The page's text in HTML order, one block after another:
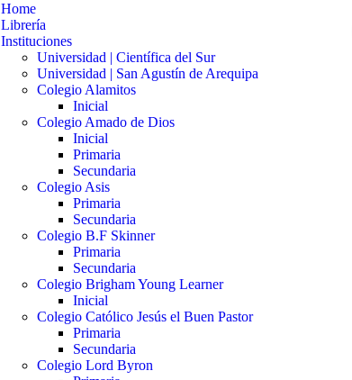
Home
Librería
Instituciones
Universidad | Científica del Sur
Universidad | San Agustín de Arequipa
Colegio Alamitos
Inicial
Colegio Amado de Dios
Inicial
Primaria
Secundaria
Colegio Asis
Primaria
Secundaria
Colegio B.F Skinner
Primaria
Secundaria
Colegio Brigham Young Learner
Inicial
Colegio Católico Jesús el Buen Pastor
Primaria
Secundaria
Colegio Lord Byron